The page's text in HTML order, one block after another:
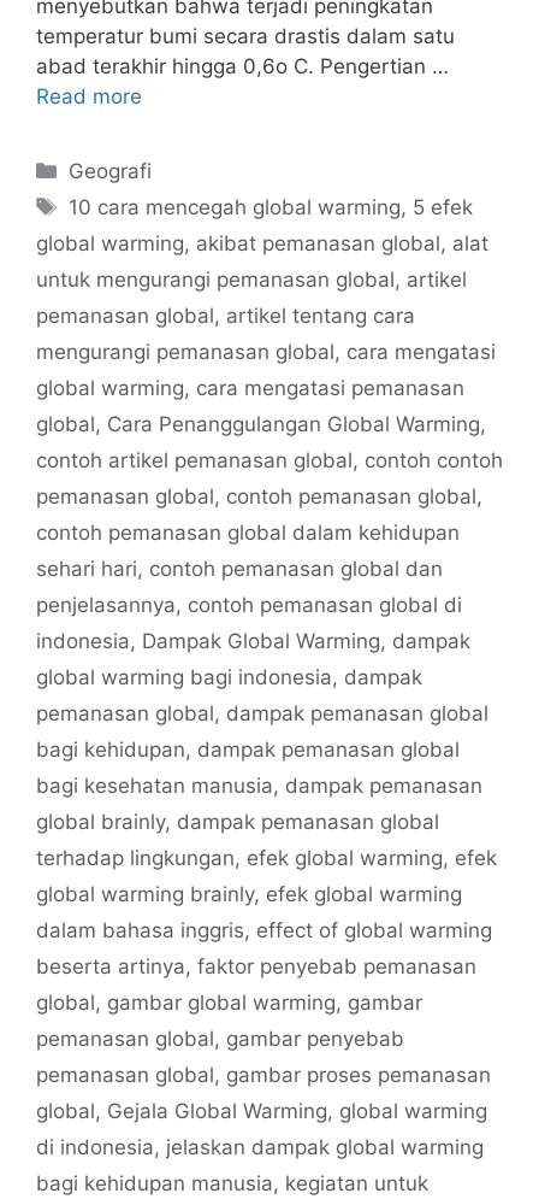
menyebutkan bahwa terjadi peningkatan
temperatur bumi secara drastis dalam satu
abad terakhir hingga 0,6o C. Pengertian …
Read more
Categories
Geografi
Tags
10 cara mencegah global warming, 5 efek
global warming, akibat pemanasan global, alat
untuk mengurangi pemanasan global, artikel
pemanasan global, artikel tentang cara
mengurangi pemanasan global, cara mengatasi
global warming, cara mengatasi pemanasan
global, Cara Penanggulangan Global Warming,
contoh artikel pemanasan global, contoh contoh
pemanasan global, contoh pemanasan global,
contoh pemanasan global dalam kehidupan
sehari hari, contoh pemanasan global dan
penjelasannya, contoh pemanasan global di
indonesia, Dampak Global Warming, dampak
global warming bagi indonesia, dampak
pemanasan global, dampak pemanasan global
bagi kehidupan, dampak pemanasan global
bagi kesehatan manusia, dampak pemanasan
global brainly, dampak pemanasan global
terhadap lingkungan, efek global warming, efek
global warming brainly, efek global warming
dalam bahasa inggris, effect of global warming
beserta artinya, faktor penyebab pemanasan
global, gambar global warming, gambar
pemanasan global, gambar penyebab
pemanasan global, gambar proses pemanasan
global, Gejala Global Warming, global warming
di indonesia, jelaskan dampak global warming
bagi kehidupan manusia, kegiatan untuk